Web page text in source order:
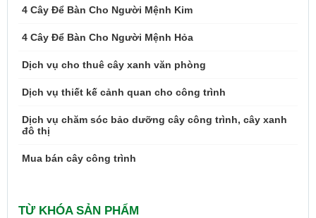
4 Cây Để Bàn Cho Người Mệnh Kim
4 Cây Để Bàn Cho Người Mệnh Hỏa
Dịch vụ cho thuê cây xanh văn phòng
Dịch vụ thiết kế cảnh quan cho công trình
Dịch vụ chăm sóc bảo dưỡng cây công trình, cây xanh
đô thị
Mua bán cây công trình
TỪ KHÓA SẢN PHẨM